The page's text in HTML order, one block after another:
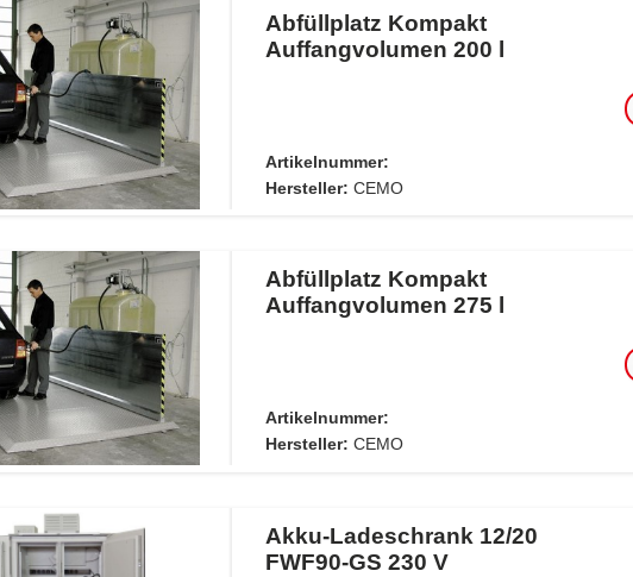
Abfüllplatz Kompakt
Auffangvolumen 200 l
Artikelnummer:
Hersteller: CEMO
Abfüllplatz Kompakt
Auffangvolumen 275 l
Artikelnummer:
Hersteller: CEMO
Akku-Ladeschrank 12/20
FWF90-GS 230 V